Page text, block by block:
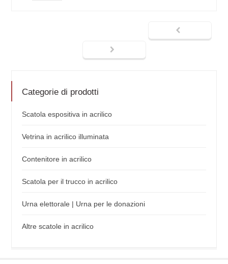
Categorie di prodotti
Scatola espositiva in acrilico
Vetrina in acrilico illuminata
Contenitore in acrilico
Scatola per il trucco in acrilico
Urna elettorale | Urna per le donazioni
Altre scatole in acrilico